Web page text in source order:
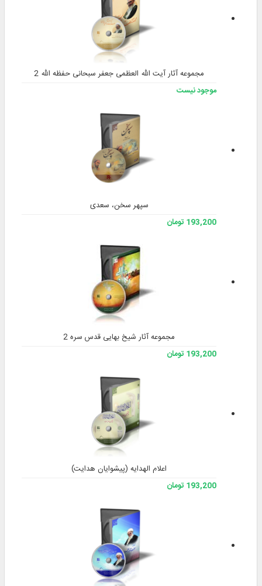
مجموعه آثار آیت الله العظمی جعفر سبحانی حفظه الله 2
موجود نیست
سپهر سخن، سعدی
193,200 تومان
مجموعه آثار شیخ بهایی قدس سره 2
193,200 تومان
اعلام الهدایه (پیشوایان هدایت)
193,200 تومان